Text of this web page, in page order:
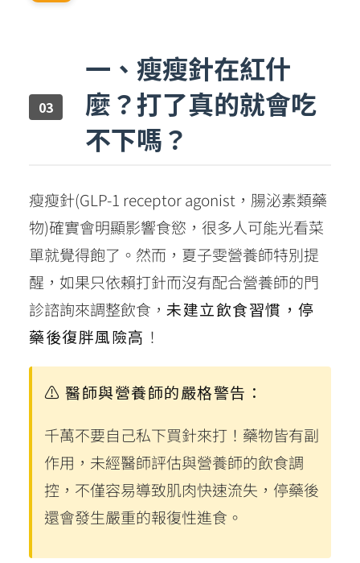
一、瘦瘦針在紅什
麼？打了真的就會吃
不下嗎？
瘦瘦針(GLP-1 receptor agonist，腸泌素類藥
物)確實會明顯影響食慾，很多人可能光看菜
單就覺得飽了。然而，夏子雯營養師特別提
醒，如果只依賴打針而沒有配合營養師的門
診諮詢來調整飲食， 未建立飲食習慣，停
藥後復胖風險高 ！
⚠️ 醫師與營養師的嚴格警告：
千萬不要自己私下買針來打！藥物皆有副
作用，未經醫師評估與營養師的飲食調
控，不僅容易導致肌肉快速流失，停藥後
還會發生嚴重的報復性進食。